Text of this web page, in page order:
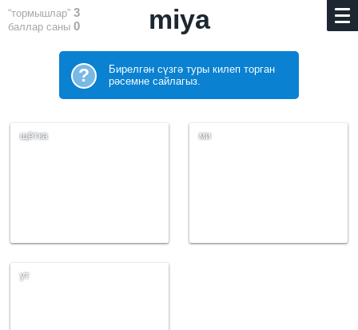
“тормышлар” 3
баллар саны 0 miya
?
Бирелгән сүзгә туры килеп торган
рәсемне сайлагыз.
щётка ми
ут